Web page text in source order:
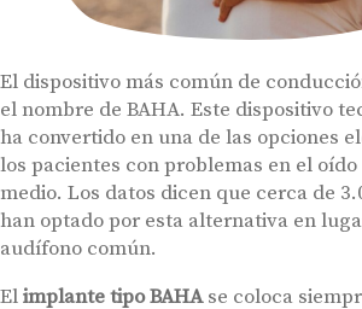
El dispositivo más común de
el nombre de BAHA. Este dispositivo
ha convertido en una de las opciones
los pacientes con problemas en el
medio. Los datos dicen que cerca de
han optado por esta alternativa en
audífono común.
Elimplante tipo BAHAse coloca